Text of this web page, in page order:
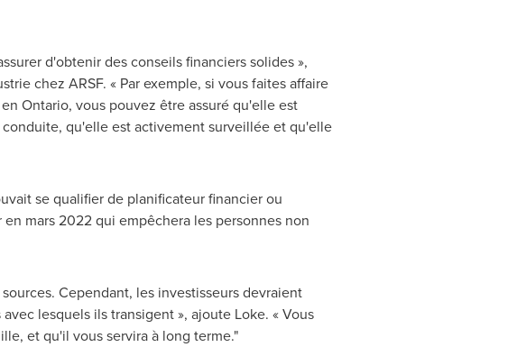
d'obtenir des conseils financiers solides »,
chez ARSF. « Par exemple, si vous faites affaire
Ontario, vous pouvez être assuré qu'elle est
qu'elle est activement surveillée et qu'elle
se qualifier de planificateur financier ou
mars 2022 qui empêchera les personnes non
Cependant, les investisseurs devraient
lesquels ils transigent », ajoute Loke. « Vous
et qu'il vous servira à long terme."